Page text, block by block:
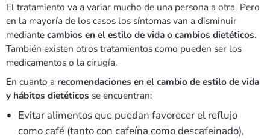
El tratamiento va a variar mucho de una persona a otra. Pero
en la mayoría de los casos los síntomas van a disminuir
mediantecambios en el estilo de vida o cambios dietéticos.
También existen otros tratamientos como pueden ser los
medicamentos o la cirugía.
En cuanto a recomendaciones en el cambio de estilo de vida
y hábitos dietéticos se encuentran:
Evitar alimentos que puedan favorecer el reflujo
como café (tanto con cafeína como descafeinado),